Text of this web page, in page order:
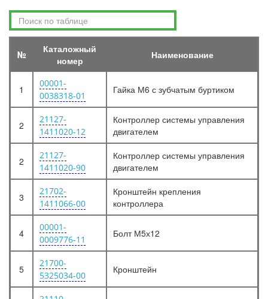
№
Каталожный
номер
Наименование
1
00001-
0038318-01
Гайка М6 с зубчатым буртиком
2
21127-
1411020-12
Контроллер системы управления
двигателем
2
21127-
1411020-90
Контроллер системы управления
двигателем
3
21702-
1411066-00
Кронштейн крепления
контроллера
4
00001-
0009776-11
Болт М5х12
5
21700-
5325034-00
Кронштейн